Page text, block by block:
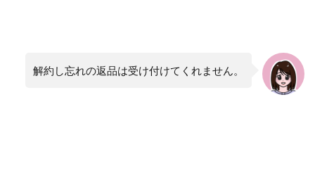
解約し忘れの返品は受け付けてくれません。